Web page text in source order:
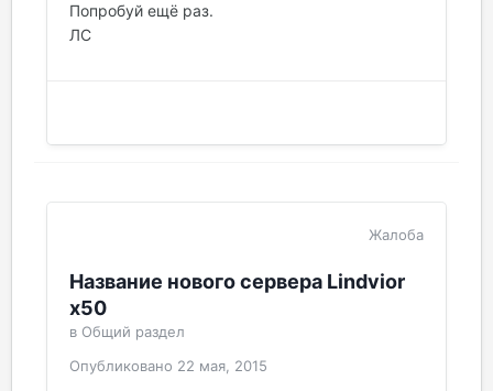
Попробуй ещё раз.
ЛС
Жалоба
Название нового сервера Lindvior
х50
в Общий раздел
Опубликовано 22 мая, 2015